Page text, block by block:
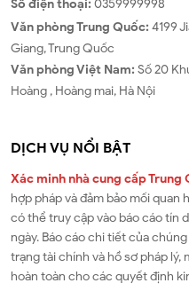
Số điện thoại: 0359999998
Văn phòngTrung Quốc: 4199
Giang, Trung Quốc
Văn phòngViệt Nam: Số 20
Hoàng , Hoàng mai, Hà Nội
DỊCH VỤ NỔI BẬT
Xác minh nhà cung cấp Trung
hợp pháp và đảm bảo mối quan
có thể truy cập vào báo cáo tín
ngày. Báo cáo chi tiết của
trạng tài chính và hồ sơ pháp lý,
hoàn toàn cho các quyết định